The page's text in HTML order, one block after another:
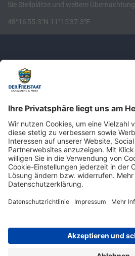
Sie Stellplätze und weitere
48°16'55.3"N 11°15'37.3"E
Newsletter: Jetzt auf
shop.derfreistaat.de
einen 5€ Gutschein für
Shop erhalten!*
Impressum Datenschutz